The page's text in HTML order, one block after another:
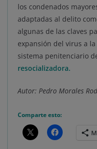
los condenados
adaptadas al delito
algunas de las claves
expansión del virus a
sistema penitenciario
resocializadora.
Autor: Pedro Morales
Comparte esto: